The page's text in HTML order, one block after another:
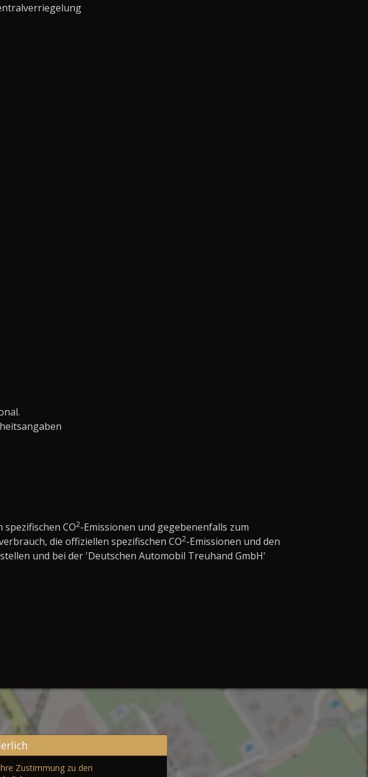
CO2-Emissionen und gegebenenfalls zum
die offiziellen spezifischen CO2-Emissionen und den
und bei der 'Deutschen Automobil Treuhand GmbH'
Zustimmung zu den